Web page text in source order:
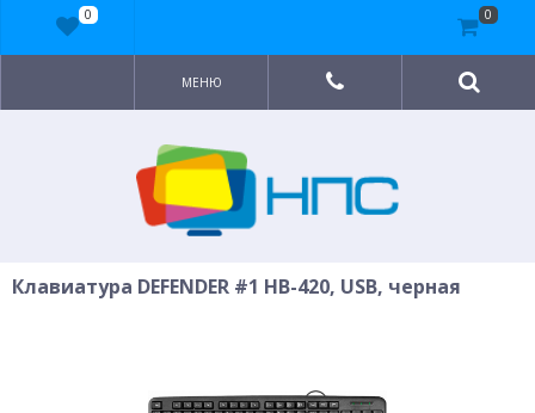
МЕНЮ
Клавиатура DEFENDER #1 HB-420, USB, черная
0 0